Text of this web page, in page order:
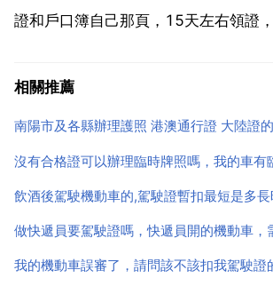
證和戶口簿自己那頁，15天左右領證
簽註，商務簽註和外交簽註，條件很高
相關推薦
飲酒後駕駛機動車的,駕駛證暫扣最短是多長
做快遞員要駕駛證嗎，快遞員開的機動車，
我的機動車誤審了，請問該不該扣我駕駛證